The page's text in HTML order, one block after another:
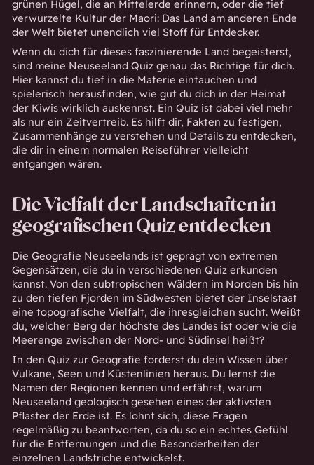
grünen Hügel, die an Mittelerde erinnern, oder die tief
verwurzelte Kultur der Maori: Das Land am anderen Ende
der Welt bietet unendlich viel Stoff für Entdecker.
Wenn du dich für dieses faszinierende Land begeisterst,
sind meine Neuseeland Quiz genau das Richtige für dich.
Hier kannst du tief in die Materie eintauchen und
spielerisch herausfinden, wie gut du dich in der Heimat
der Kiwis wirklich auskennst. Ein Quiz ist dabei viel mehr
als nur ein Zeitvertreib. Es hilft dir, Fakten zu festigen,
Zusammenhänge zu verstehen und Details zu entdecken,
die dir in einem normalen Reiseführer vielleicht
entgangen wären.
Die Vielfalt der Landschaften in
geografischen Quiz entdecken
Die Geografie Neuseelands ist geprägt von extremen
Gegensätzen, die du in verschiedenen Quiz erkunden
kannst. Von den subtropischen Wäldern im Norden bis hin
zu den tiefen Fjorden im Südwesten bietet der Inselstaat
eine topografische Vielfalt, die ihresgleichen sucht. Weißt
du, welcher Berg der höchste des Landes ist oder wie die
Meerenge zwischen der Nord- und Südinsel heißt?
In den Quiz zur Geografie forderst du dein Wissen über
Vulkane, Seen und Küstenlinien heraus. Du lernst die
Namen der Regionen kennen und erfährst, warum
Neuseeland geologisch gesehen eines der aktivsten
Pflaster der Erde ist. Es lohnt sich, diese Fragen
regelmäßig zu beantworten, da du so ein echtes Gefühl
für die Entfernungen und die Besonderheiten der
einzelnen Landstriche entwickelst.